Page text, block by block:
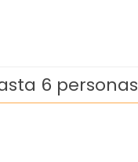
6 personas